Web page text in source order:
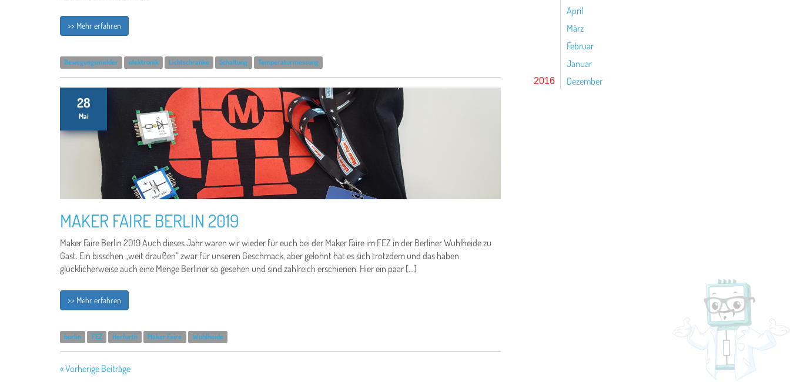
>> Mehr erfahren
Bewegungsmelder elektronik Lichtschranke Schaltung Temperaturmessung
28
Mai
MAKER FAIRE BERLIN 2019
Maker Faire Berlin 2019 Auch dieses Jahr waren wir wieder für euch bei der Maker Faire im FEZ in der Berliner Wuhlheide zu
Gast. Ein bisschen „weit draußen“ zwar für unseren Geschmack, aber gelohnt hat es sich trotzdem und das haben
glücklicherweise auch eine Menge Berliner so gesehen und sind zahlreich erschienen. Hier ein paar […]
>> Mehr erfahren
berlin FEZ Herfurth Maker Faire Wuhlheide
« Vorherige Beiträge
April
März
Februar
Januar
2016 Dezember